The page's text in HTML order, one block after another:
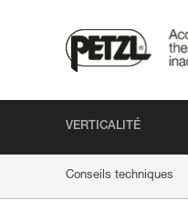
VERTICALITÉ
Conseils techniques